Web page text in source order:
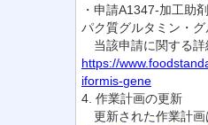
・申請A1347-加工助
パク質グルタミン・
当該申請に関する詳
https://
iformis-gene
4. 作業計画の更新
更新された作業計画